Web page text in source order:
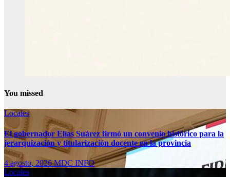
You missed
Locales
El gobernador Elías Suárez firmó un convenio histórico para la
jerarquización y titularización docente en la provincia
4 agosto, 2026MDC INFO
Locales